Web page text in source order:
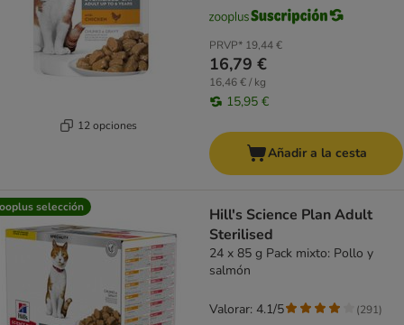
12 opciones
PRVP* 19,44 €
16,79 €
16,46 € / kg
15,95 €
Añadir a la cesta
selección
Hill's Science Plan Adult
Sterilised
24 x 85 g Pack mixto: Pollo y
salmón
Valorar: 4.1/5 (291)